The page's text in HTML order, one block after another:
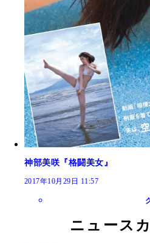
神部美咲『格闘美女』
2017年10月29日 11:57
ニュース